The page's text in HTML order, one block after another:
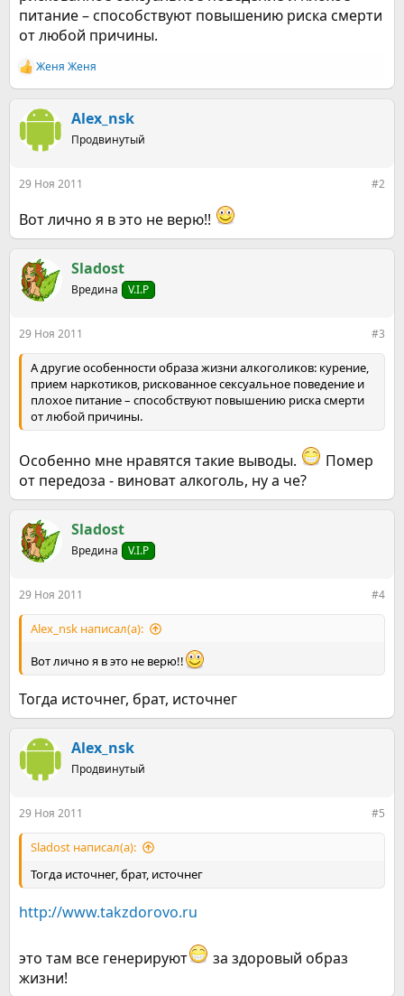
питание – способствуют повышению риска смерти
от любой причины.
Р
е
и
Женя Женя
Alex_nsk
Продвинутый
29 Ноя 2011 #2
Вот лично я в это не верю!!
Sladost
Вредина V.I.P
29 Ноя 2011 #3
А другие особенности образа жизни алкоголиков: курение,
прием наркотиков, рискованное сексуальное поведение и
плохое питание – способствуют повышению риска смерти
от любой причины.
Особенно мне нравятся такие выводы.
Помер
от передоза - виноват алкоголь, ну а че?
Sladost
Вредина V.I.P
29 Ноя 2011 #4
Alex_nsk написал(а):
Вот лично я в это не верю!!
Тогда источнег, брат, источнег
Alex_nsk
Продвинутый
29 Ноя 2011 #5
Sladost написал(а):
Тогда источнег, брат, источнег
http://www.takzdorovo.ru
это там все генерируют
за здоровый образ
жизни!